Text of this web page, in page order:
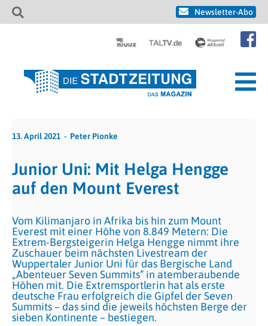
Newsletter-Abo
13. April 2021 Peter Pionke
Junior Uni: Mit Helga Hengge
auf den Mount Everest
Vom Kilimanjaro in Afrika bis hin zum Mount
Everest mit einer Höhe von 8.849 Metern: Die
Extrem-Bergsteigerin Helga Hengge nimmt ihre
Zuschauer beim nächsten Livestream der
Wuppertaler Junior Uni für das Bergische Land
„Abenteuer Seven Summits“ in atemberaubende
Höhen mit. Die Extremsportlerin hat als erste
deutsche Frau erfolgreich die Gipfel der Seven
Summits – das sind die jeweils höchsten Berge der
sieben Kontinente – bestiegen.